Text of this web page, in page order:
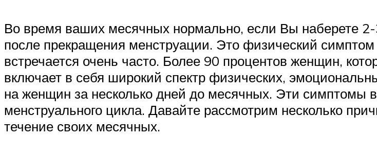
Во время ваших месячных нормально, если Вы наберете 2-
после прекращения менструации. Это физический
встречается очень часто. Более 90 процентов женщин,
включает в себя широкий спектр физических,
на женщин за несколько дней до месячных. Эти
менструального цикла. Давайте рассмотрим несколько
течение своих месячных.